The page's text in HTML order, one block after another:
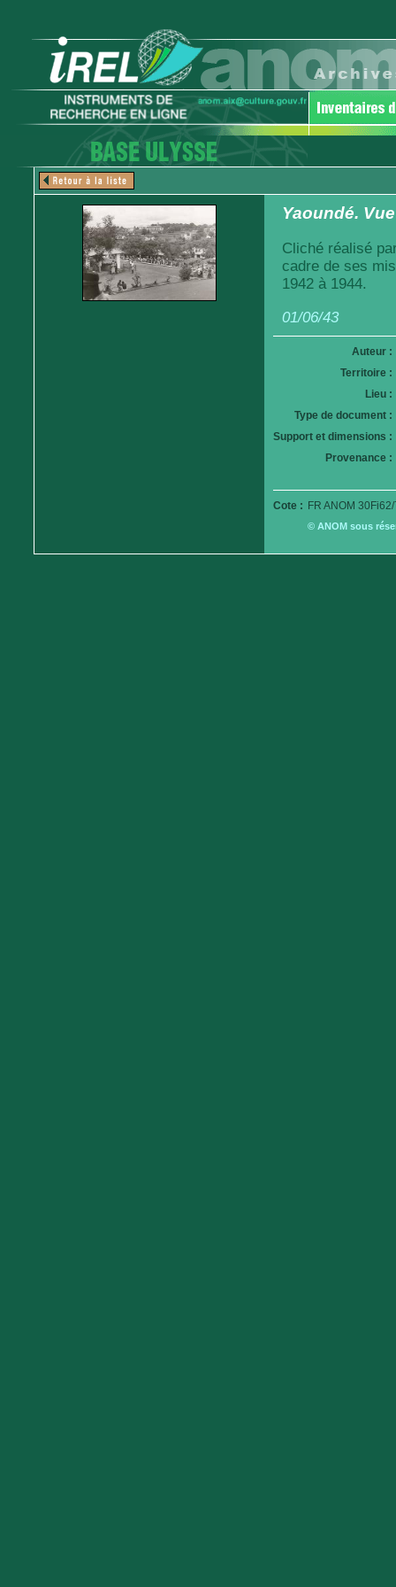
Yaoundé.
Cliché réalisé
cadre de ses
1942 à 1944.
01/06/43
Auteur :
Territoire :
Lieu :
Type de document :
Support et dimensions :
Provenance :
Cote : FR ANOM
© ANOM sous